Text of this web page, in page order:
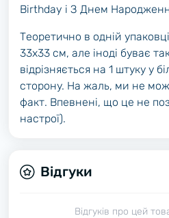
Birthday і З Днем
Теоретично в одній
33х33 см, але іноді буває
відрізняється на 1 штуку у
сторону. На жаль, ми не
факт. Впевнені, що це не
настрої).
Відгуки
Відгуків про цей